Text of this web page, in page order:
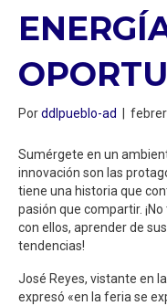
Porddlpueblo-ad |
Sumérgete en un
innovación son las
tiene una historia que
pasión que compartir.
con ellos, aprender de
tendencias!
José Reyes, vistante en
expresó «en la feria se